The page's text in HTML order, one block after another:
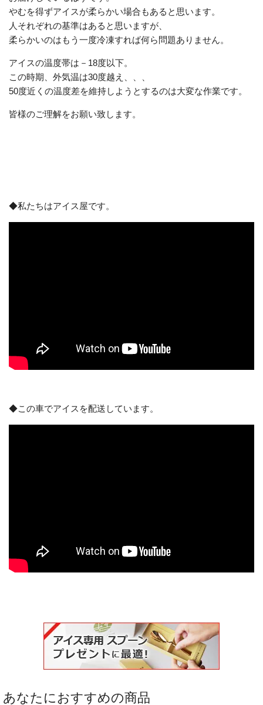
やむを得ずアイスが柔らかい場合もあると思います。
人それぞれの基準はあると思いますが、
柔らかいのはもう一度冷凍すれば何ら問題ありません。
アイスの温度帯は－18度以下。
この時期、外気温は30度越え、、、
50度近くの温度差を維持しようとするのは大変な作業です。
皆様のご理解をお願い致します。
◆私たちはアイス屋です。
◆この車でアイスを配送しています。
あなたにおすすめの商品